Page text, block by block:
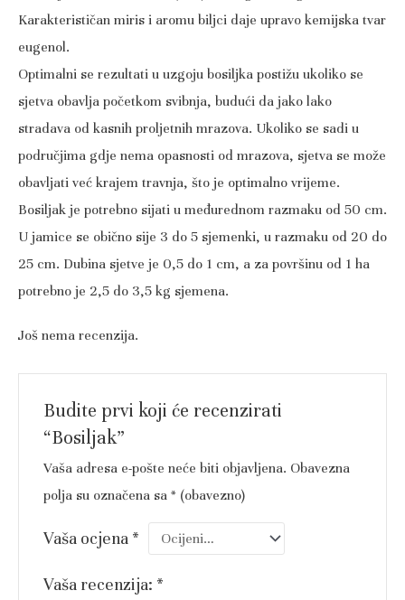
Karakterističan miris i aromu biljci daje upravo kemijska tvar
eugenol.
Optimalni se rezultati u uzgoju bosiljka postižu ukoliko se
sjetva obavlja početkom svibnja, budući da jako lako
stradava od kasnih proljetnih mrazova. Ukoliko se sadi u
područjima gdje nema opasnosti od mrazova, sjetva se može
obavljati već krajem travnja, što je optimalno vrijeme.
Bosiljak je potrebno sijati u međurednom razmaku od 50 cm.
U jamice se obično sije 3 do 5 sjemenki, u razmaku od 20 do
25 cm. Dubina sjetve je 0,5 do 1 cm, a za površinu od 1 ha
potrebno je 2,5 do 3,5 kg sjemena.
Još nema recenzija.
Budite prvi koji će recenzirati
“Bosiljak”
Vaša adresa e-pošte neće biti objavljena. Obavezna
polja su označena sa* (obavezno)
Vaša ocjena *
Vaša recenzija: *